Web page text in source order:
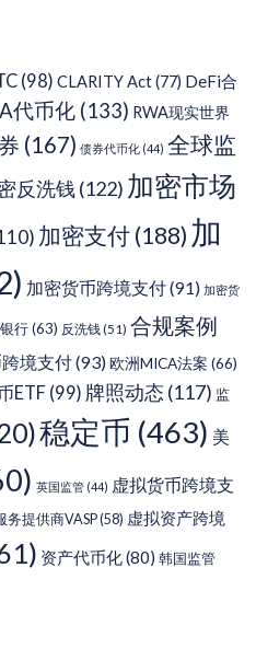
(98) CLARITY Act(77) DeFi合
代币化 (133) RWA现实世界
(167) 债券代币化 (44) 全球监
反洗钱 (122) 加密市场
加密支付 (188) 加
加密货币跨境支付(91) 加密货
行(63) 反洗钱(51) 合规案例
境支付(93)欧洲MICA法案 (66)
ETF(99) 牌照动态 (117) 监
稳定币 (463) 美
英国监管 (44) 虚拟货币跨境支
务提供商VASP(58) 虚拟资产跨境
资产代币化(80) 韩国监管